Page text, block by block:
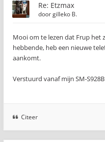
Re: Etzmax
doorgilleko B.
Mooi om te lezen dat Frup het
hebbende, heb een nieuwe
aankomt.
Verstuurd vanaf mijn SM-
Citeer